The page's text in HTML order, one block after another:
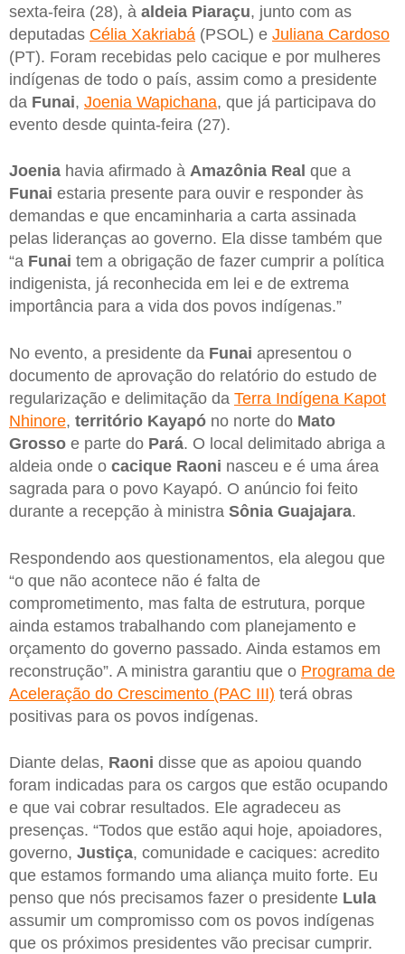
sexta-feira (28), à aldeia Piaraçu, junto com as
deputadas Célia Xakriabá (PSOL) e Juliana Cardoso
(PT). Foram recebidas pelo cacique e por mulheres
indígenas de todo o país, assim como a presidente
da Funai, Joenia Wapichana, que já participava do
evento desde quinta-feira (27).
Joenia havia afirmado à Amazônia Real que a
Funai estaria presente para ouvir e responder às
demandas e que encaminharia a carta assinada
pelas lideranças ao governo. Ela disse também que
“a Funai tem a obrigação de fazer cumprir a política
indigenista, já reconhecida em lei e de extrema
importância para a vida dos povos indígenas.”
No evento, a presidente da Funai apresentou o
documento de aprovação do relatório do estudo de
regularização e delimitação da Terra Indígena Kapot
Nhinore, território Kayapó no norte do Mato
Grosso e parte do Pará. O local delimitado abriga a
aldeia onde o cacique Raoni nasceu e é uma área
sagrada para o povo Kayapó. O anúncio foi feito
durante a recepção à ministra Sônia Guajajara.
Respondendo aos questionamentos, ela alegou que
“o que não acontece não é falta de
comprometimento, mas falta de estrutura, porque
ainda estamos trabalhando com planejamento e
orçamento do governo passado. Ainda estamos em
reconstrução”. A ministra garantiu que o Programa de
Aceleração do Crescimento (PAC III) terá obras
positivas para os povos indígenas.
Diante delas, Raoni disse que as apoiou quando
foram indicadas para os cargos que estão ocupando
e que vai cobrar resultados. Ele agradeceu as
presenças. “Todos que estão aqui hoje, apoiadores,
governo, Justiça, comunidade e caciques: acredito
que estamos formando uma aliança muito forte. Eu
penso que nós precisamos fazer o presidente Lula
assumir um compromisso com os povos indígenas
que os próximos presidentes vão precisar cumprir.